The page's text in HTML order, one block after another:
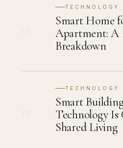
TECHNOLOGY
Smart Home
Apartment: A
Breakdown
TECHNOLOGY
Smart
Technology Is
Shared Living